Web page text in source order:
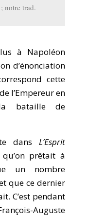
notre trad.
à Napoléon
d’énonciation
cette
l’Empereur en
bataille de
dansL’Esprit
prêtait à
un nombre
que ce dernier
C’est pendant
Auguste